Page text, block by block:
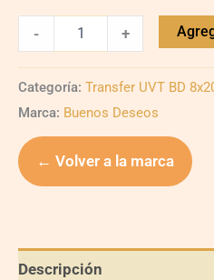
- +
Categoría: Transfer UVT BD
Marca: Buenos Deseos
← Volver a la marca
Descripción